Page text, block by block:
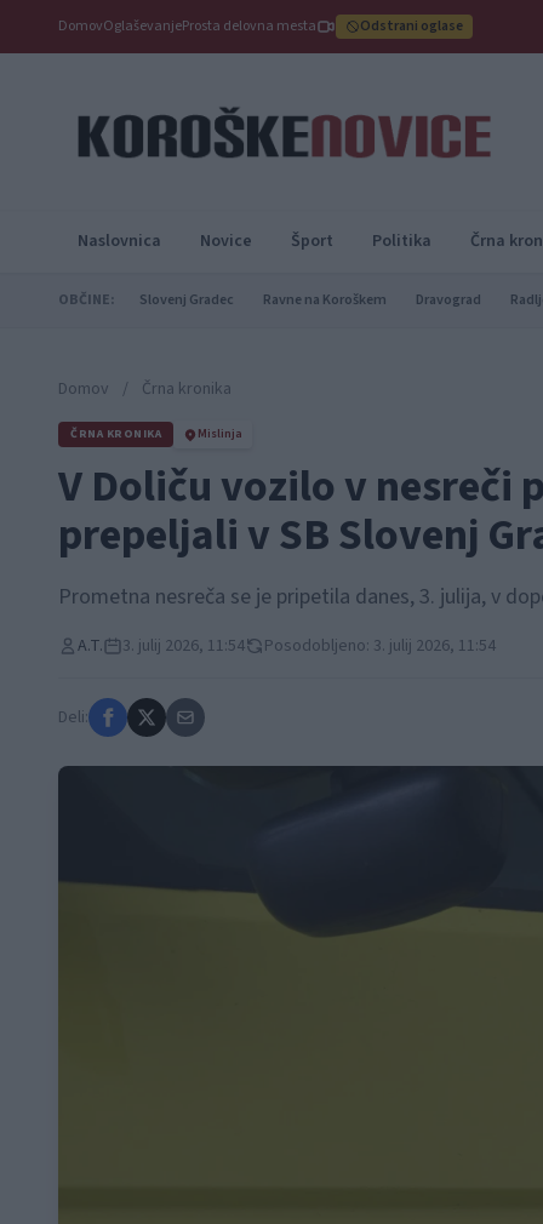
DomovOglaševanjeProsta delovna mesta Odstrani oglase
Naslovnica Novice Šport Politika Črna
OBČINE: Slovenj Gradec Ravne na Koroškem Dravograd
Domov / Črna kronika
ČRNA KRONIKA Mislinja
V Doliču vozilo v
prepeljali v SB Slovenj
Prometna nesreča se je pripetila danes, 3. julija, v
A.T. 3. julij 2026, 11:54 Posodobljeno: 3. julij 2026, 11:54
Deli: